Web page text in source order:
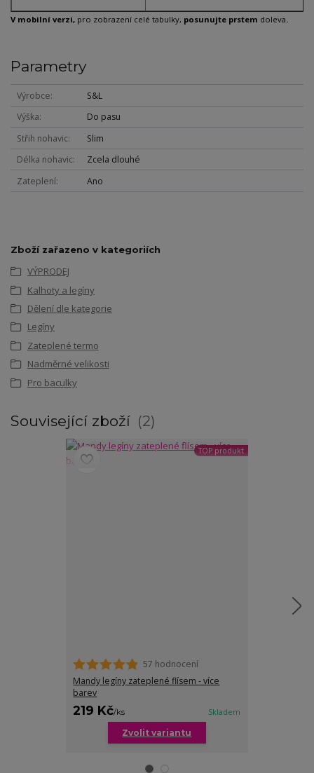
V mobilní verzi, pro zobrazení celé tabulky, posunujte prstem doleva.
Parametry
Výrobce
S&L
Výška
Do pasu
Střih nohavic
Slim
Délka nohavic
Zcela dlouhé
Zateplení
Ano
Zboží zařazeno v kategoriích
VÝPRODEJ
Kalhoty a legíny
Dělení dle kategorie
Legíny
Zateplené termo
Nadměrné velikosti
Pro baculky
Související zboží 2
TOP produkt
57 hodnocení
Mandy legíny zateplené flísem - více
barev
219 Kč/ks Skladem
Zvolit variantu